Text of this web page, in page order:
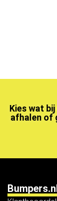
Kies wat
afhalen of